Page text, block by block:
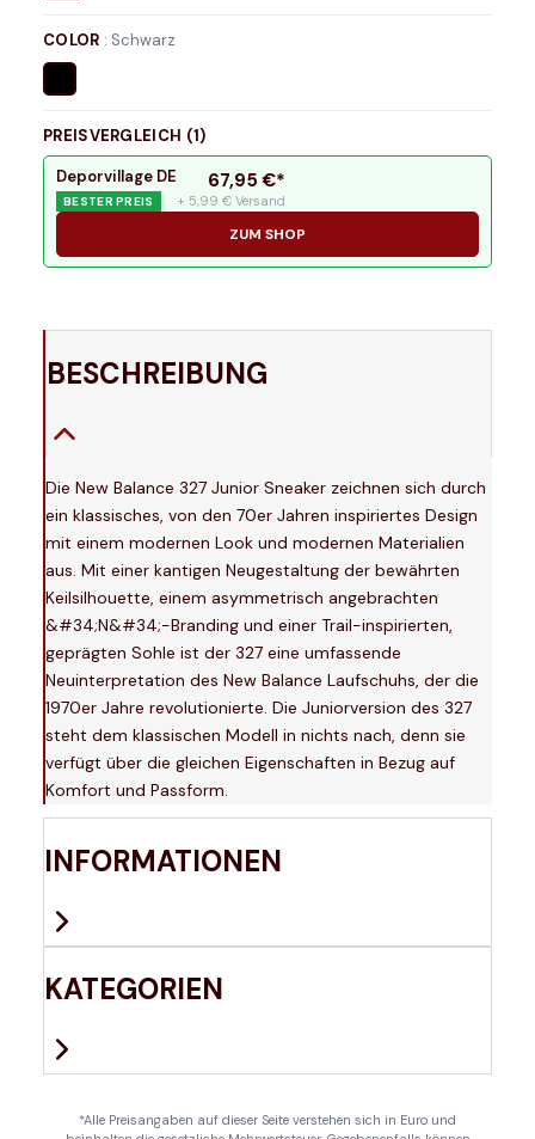
COLOR : Schwarz
PREISVERGLEICH (1)
Deporvillage DE
BESTER PREIS
67,95 €*
+ 5,99 € Versand
ZUM SHOP
BESCHREIBUNG
Die New Balance 327 Junior Sneaker zeichnen sich durch
ein klassisches, von den 70er Jahren inspiriertes Design
mit einem modernen Look und modernen Materialien
aus. Mit einer kantigen Neugestaltung der bewährten
Keilsilhouette, einem asymmetrisch angebrachten
&#34;N&#34;-Branding und einer Trail-inspirierten,
geprägten Sohle ist der 327 eine umfassende
Neuinterpretation des New Balance Laufschuhs, der die
1970er Jahre revolutionierte. Die Juniorversion des 327
steht dem klassischen Modell in nichts nach, denn sie
verfügt über die gleichen Eigenschaften in Bezug auf
Komfort und Passform.
INFORMATIONEN
KATEGORIEN
*Alle Preisangaben auf dieser Seite verstehen sich in Euro und